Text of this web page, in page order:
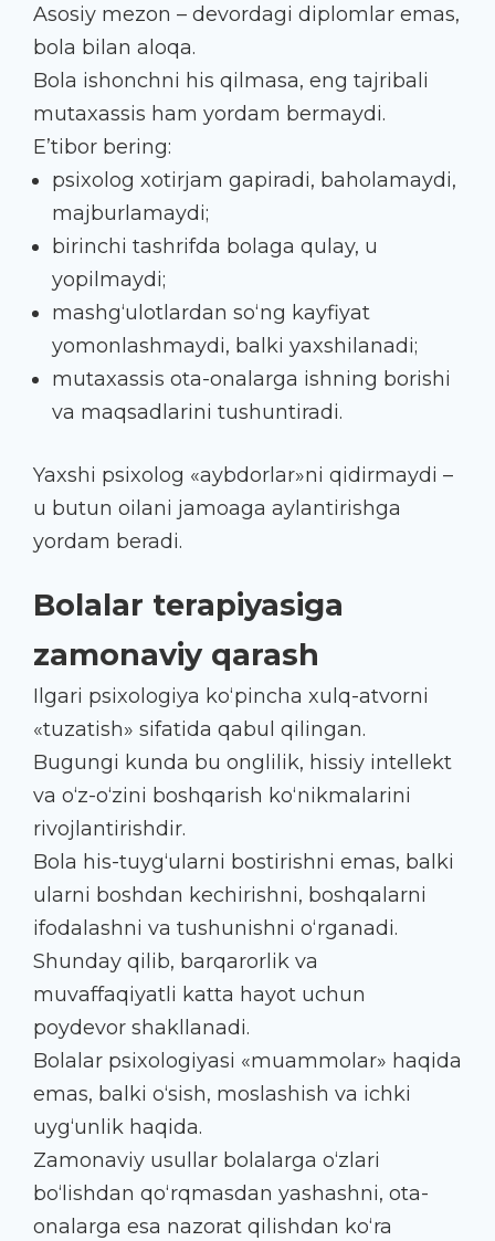
Asosiy mezon – devordagi diplomlar emas,
bola bilan aloqa.
Bola ishonchni his qilmasa, eng tajribali
mutaxassis ham yordam bermaydi.
E’tibor bering:
psixolog xotirjam gapiradi, baholamaydi,
majburlamaydi;
birinchi tashrifda bolaga qulay, u
yopilmaydi;
mashg‘ulotlardan so‘ng kayfiyat
yomonlashmaydi, balki yaxshilanadi;
mutaxassis ota-onalarga ishning borishi
va maqsadlarini tushuntiradi.
Yaxshi psixolog «aybdorlar»ni qidirmaydi –
u butun oilani jamoaga aylantirishga
yordam beradi.
Bolalar terapiyasiga
zamonaviy qarash
Ilgari psixologiya ko‘pincha xulq-atvorni
«tuzatish» sifatida qabul qilingan.
Bugungi kunda bu onglilik, hissiy intellekt
va o‘z-o‘zini boshqarish ko‘nikmalarini
rivojlantirishdir.
Bola his-tuyg‘ularni bostirishni emas, balki
ularni boshdan kechirishni, boshqalarni
ifodalashni va tushunishni o‘rganadi.
Shunday qilib, barqarorlik va
muvaffaqiyatli katta hayot uchun
poydevor shakllanadi.
Bolalar psixologiyasi «muammolar» haqida
emas, balki o‘sish, moslashish va ichki
uyg‘unlik haqida.
Zamonaviy usullar bolalarga o‘zlari
bo‘lishdan qo‘rqmasdan yashashni, ota-
onalarga esa nazorat qilishdan ko‘ra